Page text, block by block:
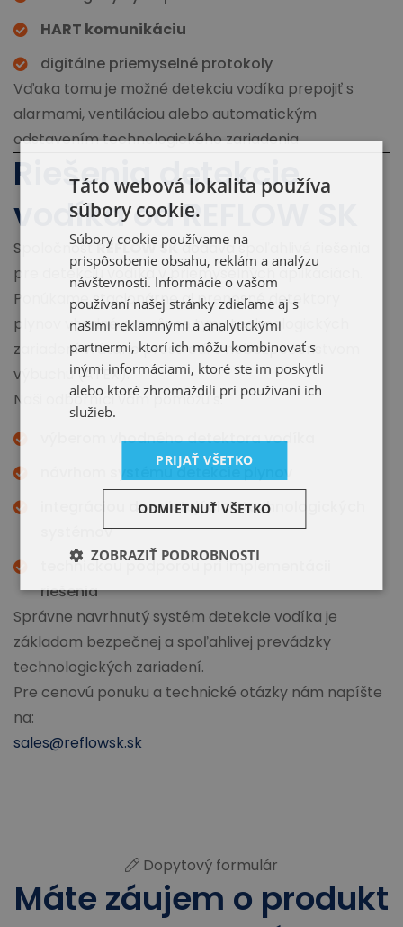
HART komunikáciu
digitálne priemyselné protokoly
Vďaka tomu je možné detekciu vodíka prepojiť s
alarmami, ventiláciou alebo automatickým
odstavením technologického zariadenia.
Riešenia detekcie
vodíka od REFLOW SK
SpoločnosťREFLOW SKdodáva spoľahlivé riešenia
pre detekciu vodíka v priemyselných aplikáciách.
Ponúkame stacionárne aj prenosné detektory
plynov vhodné pre rôzne typy technologických
zariadení vrátane prostredí s nebezpečenstvom
výbuchu (ATEX).
Naši odborníci vám pomôžu s:
výberom vhodného detektora vodíka
návrhom systému detekcie plynov
integráciou do existujúcich technologických
systémov
technickou podporou pri implementácii
riešenia
Správne navrhnutý systém detekcie vodíka je
základom bezpečnej a spoľahlivej prevádzky
technologických zariadení.
Pre cenovú ponuku a technické otázky nám napíšte
na:
sales@reflowsk.sk
Dopytový formulár
Máte záujem o produkt
Táto webová lokalita používa
súbory cookie.
Súbory cookie používame na
prispôsobenie obsahu, reklám a analýzu
návštevnosti. Informácie o vašom
používaní našej stránky zdieľame aj s
našimi reklamnými a analytickými
partnermi, ktorí ich môžu kombinovať s
inými informáciami, ktoré ste im poskytli
alebo ktoré zhromaždili pri používaní ich
služieb.
PRIJAŤ VŠETKO
ODMIETNUŤ VŠETKO
ZOBRAZIŤ PODROBNOSTI